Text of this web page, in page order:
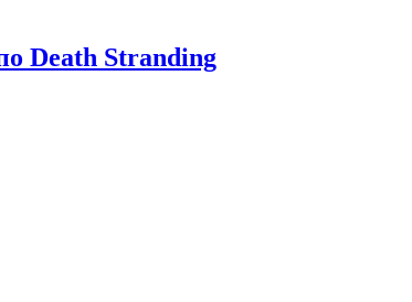
Death Stranding